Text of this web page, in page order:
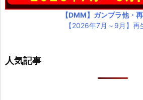
【DMM】ガンプラ他・
【2026年7月～9月】再
人気記事